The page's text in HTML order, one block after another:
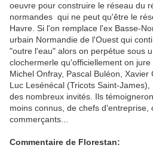
oeuvre pour construire le réseau du
normandes qui ne peut qu'être le
Havre. Si l'on remplace l'ex Basse-
urbain Normandie de l'Ouest qui
"outre l'eau" alors on perpétue sous
clochermerle qu'officiellement on
Michel Onfray, Pascal Buléon, Xavier
Luc Lesénécal (Tricots Saint-
des nombreux invités. Ils
moins connus, de chefs d'entreprise,
commerçants...
Commentaire de Florestan: